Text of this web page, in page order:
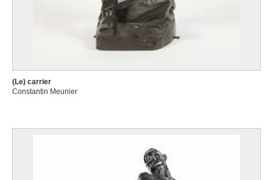
(Le) carrier
Constantin Meunier